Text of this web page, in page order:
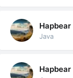
Hapbear
Java
Hapbear